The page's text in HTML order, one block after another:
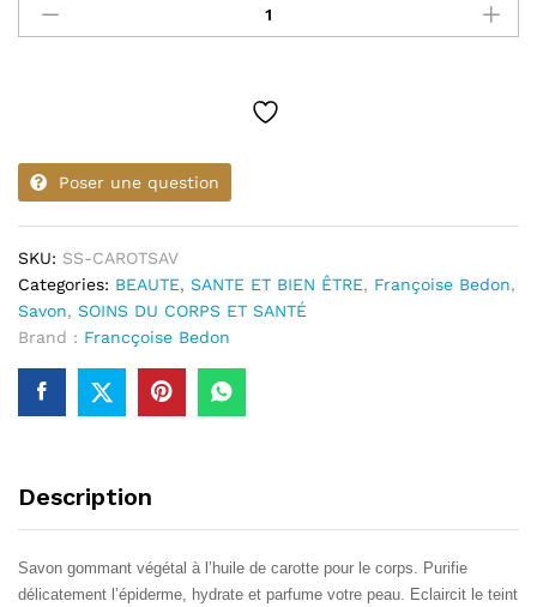
FRANÇOISE
BEDON
Poser une question
SKU: SS-CAROTSAV
Categories: BEAUTE, SANTE ET BIEN ÊTRE, Françoise Bedon,
Savon, SOINS DU CORPS ET SANTÉ
Brand : Francçoise Bedon
Description
Savon gommant végétal à l’huile de carotte pour le corps. Purifie
délicatement l’épiderme, hydrate et parfume votre peau. Eclaircit le teint